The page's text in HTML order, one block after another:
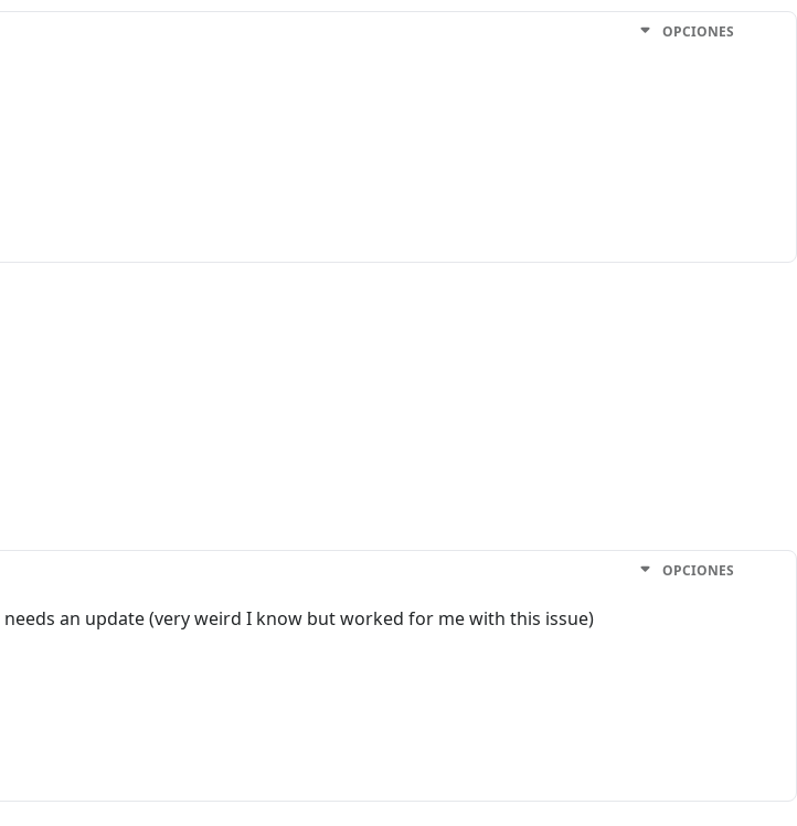
OPCIONES
OPCIONES
an update (very weird I know but worked for me with this issue)